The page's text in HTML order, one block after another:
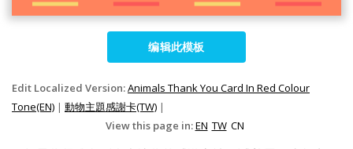
编辑此模板
Edit Localized Version:Animals Thank You Card In Red Colour
Tone(EN) | 動物主題感謝卡(TW) |
View this page in:EN TW CN